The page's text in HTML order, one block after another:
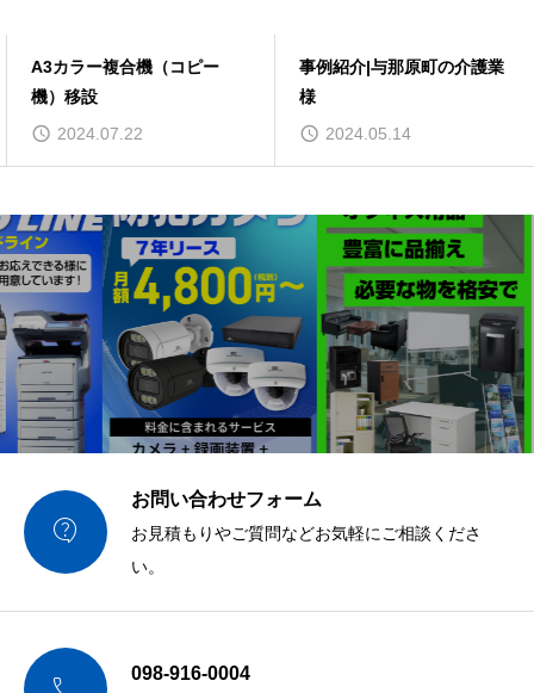
A3カラー複合機（コピー
機）移設
2024.07.22
事例紹介|与那原町の介護業
様
2024.05.14

お問い合わせフォーム
お見積もりやご質問などお気軽にご相談くださ
い。
098-916-0004